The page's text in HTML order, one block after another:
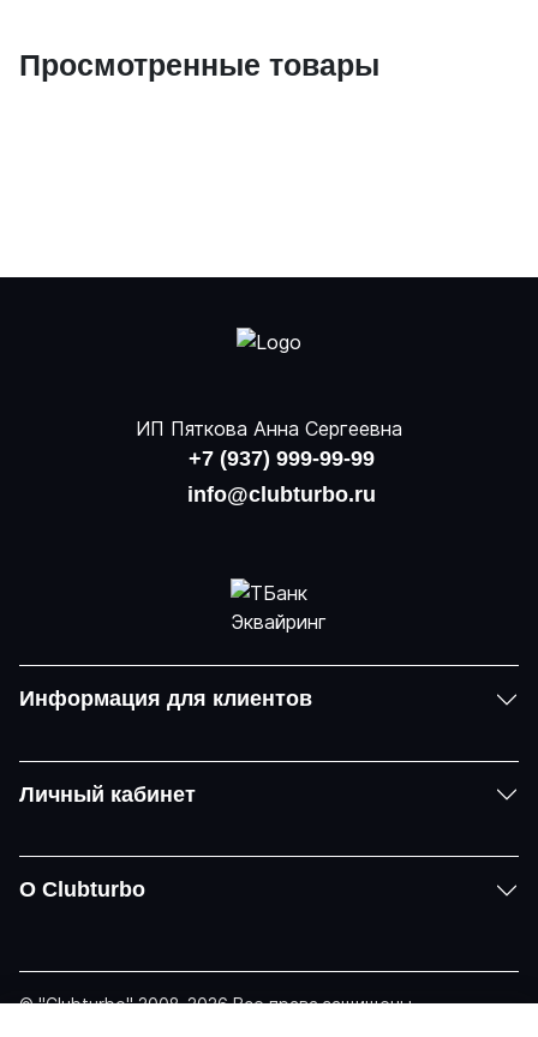
Просмотренные товары
ИП Пяткова Анна Сергеевна
+7 (937) 999-99-99
info@clubturbo.ru
Информация для клиентов
Личный кабинет
О Clubturbo
© "Clubturbo" 2008-2026 Все права защищены